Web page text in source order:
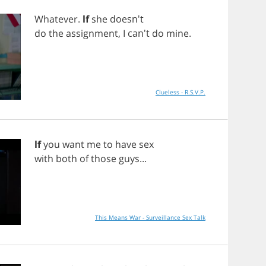
Whatever. lf she doesn't
do theassignment, I can't do mine.
Clueless - R.S.V.P.
lfyou want meto have sex
with both ofthose guys...
This Means War - Surveillance Sex Talk